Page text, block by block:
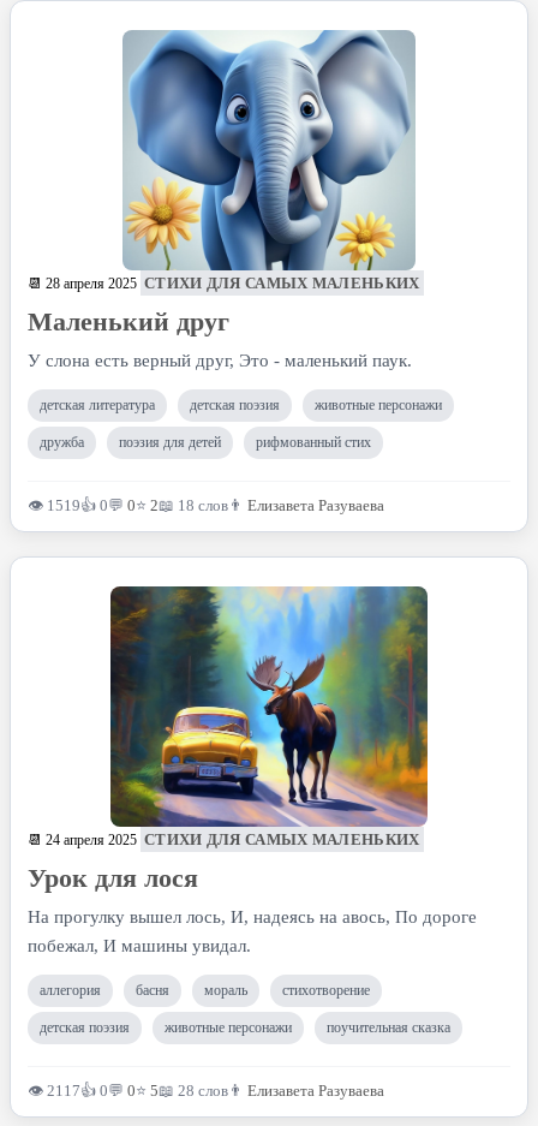
📆 28 апреля 2025 СТИХИ ДЛЯ САМЫХ МАЛЕНЬКИХ
Маленький друг
У слона есть верный друг, Это - маленький паук.
детская литература детская поэзия животные персонажи
дружба поэзия для детей рифмованный стих
👁 1519👍 0💬 0⭐ 2📖 18 слов 👨 Елизавета Разуваева
📆 24 апреля 2025 СТИХИ ДЛЯ САМЫХ МАЛЕНЬКИХ
Урок для лося
На прогулку вышел лось, И, надеясь на авось, По дороге
побежал, И машины увидал.
аллегория басня мораль стихотворение
детская поэзия животные персонажи поучительная сказка
👁 2117👍 0💬 0⭐ 5📖 28 слов 👨 Елизавета Разуваева